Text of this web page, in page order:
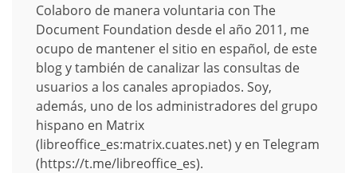
Colaboro de manera voluntaria con The
Document Foundation desde el año 2011, me
ocupo de mantener el sitio en español, de este
blog y también de canalizar las consultas de
usuarios a los canales apropiados. Soy,
además, uno de los administradores del grupo
hispano en Matrix
(libreoffice_es:matrix.cuates.net) y en Telegram
(https://t.me/libreoffice_es).